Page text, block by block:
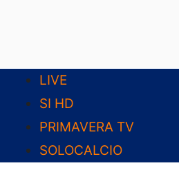
contenuto
LIVE
SI HD
PRIMAVERA TV
SOLOCALCIO